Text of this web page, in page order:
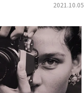
2021.10.05